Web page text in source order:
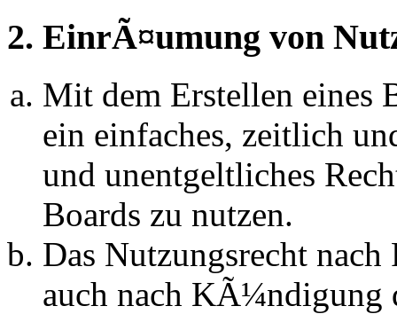
2. EinrÃ¤umung von
Mit dem Erstellen eines
ein einfaches, zeitlich
und unentgeltliches
Boards zu nutzen.
Das Nutzungsrecht
auch nach KÃ¼ndigung